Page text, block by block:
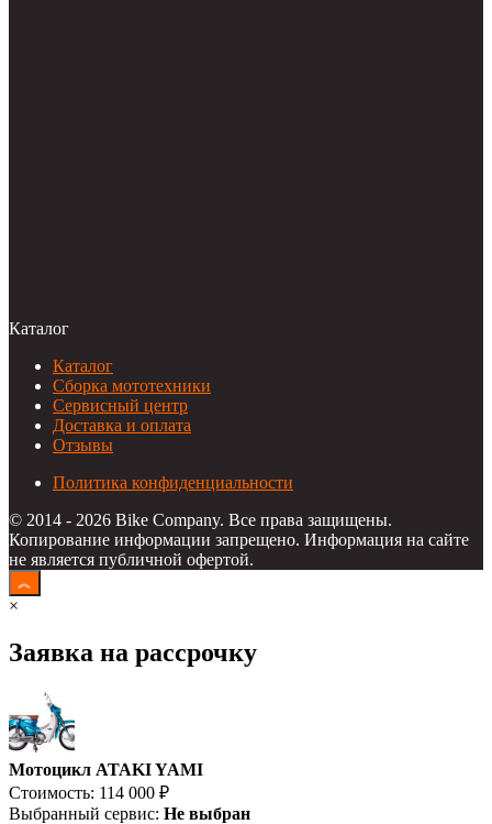
Каталог
Каталог
Сборка мототехники
Сервисный центр
Доставка и оплата
Отзывы
Политика конфиденциальности
© 2014 - 2026 Bike Company. Все права защищены.
Копирование информации запрещено. Информация на сайте
не является публичной офертой.
×
Заявка на рассрочку
Мотоцикл ATAKI YAMI
Стоимость: 114 000 ₽
Выбранный сервис: Не выбран